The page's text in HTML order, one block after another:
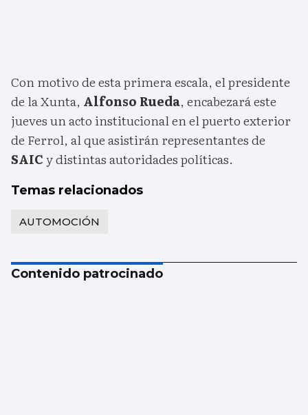
Con motivo de esta primera escala, el presidente
de la Xunta, Alfonso Rueda, encabezará este
jueves un acto institucional en el puerto exterior
de Ferrol, al que asistirán representantes de
SAICy distintas autoridades políticas.
Temas relacionados
AUTOMOCIÓN
Contenido patrocinado